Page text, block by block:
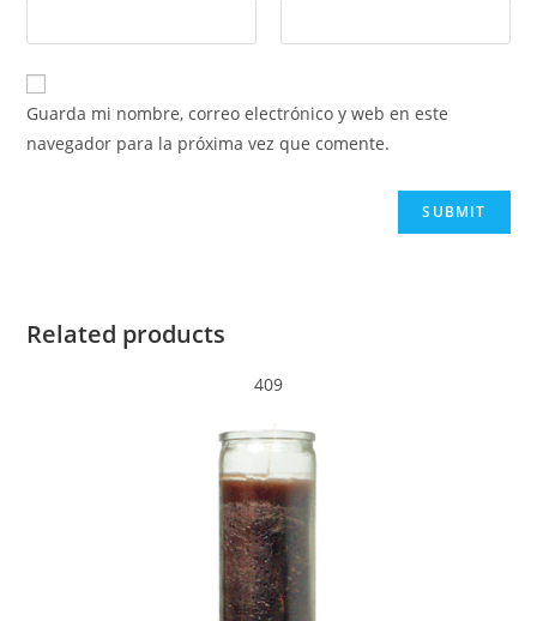
Guarda mi nombre, correo electrónico y web en este
navegador para la próxima vez que comente.
Related products
409